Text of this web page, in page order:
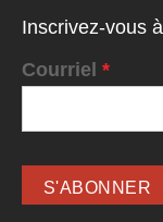
Inscrivez-vous
Courriel *